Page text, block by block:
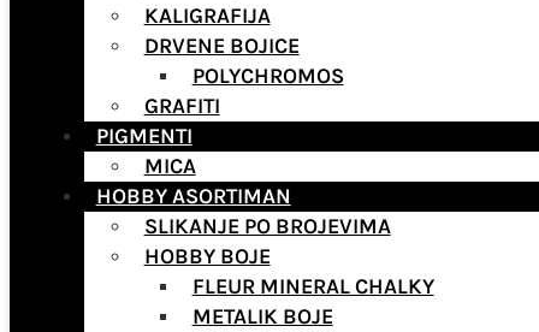
KALIGRAFIJA
DRVENE BOJICE
POLYCHROMOS
GRAFITI
PIGMENTI
MICA
HOBBY ASORTIMAN
SLIKANJE PO BROJEVIMA
HOBBY BOJE
FLEUR MINERAL CHALKY
METALIK BOJE